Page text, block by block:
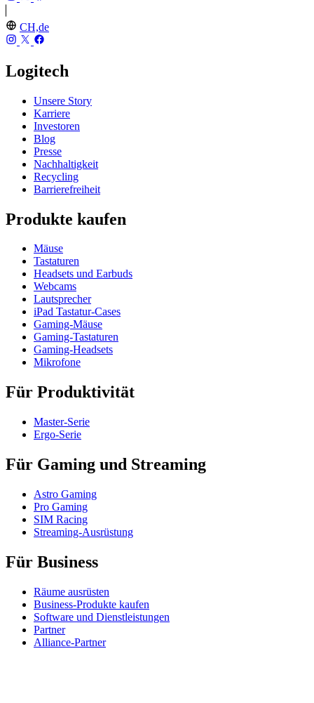
CH,de
Logitech
Unsere Story
Karriere
Investoren
Blog
Presse
Nachhaltigkeit
Recycling
Barrierefreiheit
Produkte kaufen
Mäuse
Tastaturen
Headsets und Earbuds
Webcams
Lautsprecher
iPad Tastatur-Cases
Gaming-Mäuse
Gaming-Tastaturen
Gaming-Headsets
Mikrofone
Für Produktivität
Master-Serie
Ergo-Serie
Für Gaming und Streaming
Astro Gaming
Pro Gaming
SIM Racing
Streaming-Ausrüstung
Für Business
Räume ausrüsten
Business-Produkte kaufen
Software und Dienstleistungen
Partner
Alliance-Partner